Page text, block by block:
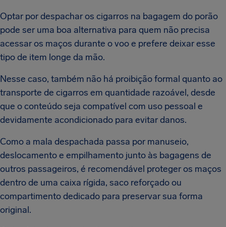
Optar por despachar os cigarros na bagagem do porão
pode ser uma boa alternativa para quem não precisa
acessar os maços durante o voo e prefere deixar esse
tipo de item longe da mão.
Nesse caso, também não há proibição formal quanto ao
transporte de cigarros em quantidade razoável, desde
que o conteúdo seja compatível com uso pessoal e
devidamente acondicionado para evitar danos.
Como a mala despachada passa por manuseio,
deslocamento e empilhamento junto às bagagens de
outros passageiros, é recomendável proteger os maços
dentro de uma caixa rígida, saco reforçado ou
compartimento dedicado para preservar sua forma
original.